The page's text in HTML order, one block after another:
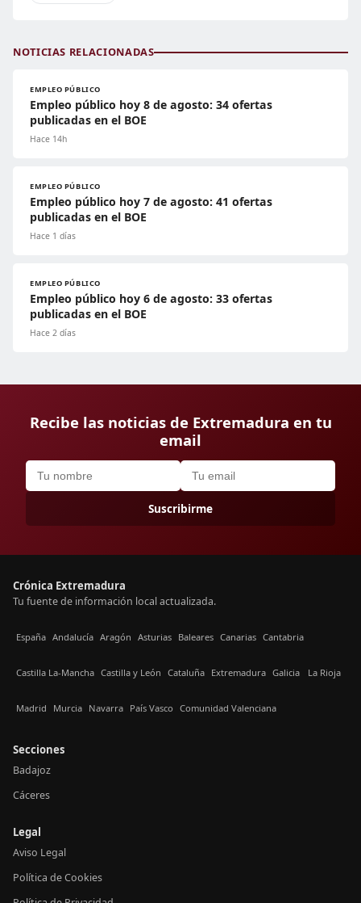
NOTICIAS RELACIONADAS
EMPLEO PÚBLICO
Empleo público hoy 8 de agosto: 34 ofertas
publicadas en el BOE
Hace 14h
EMPLEO PÚBLICO
Empleo público hoy 7 de agosto: 41 ofertas
publicadas en el BOE
Hace 1 días
EMPLEO PÚBLICO
Empleo público hoy 6 de agosto: 33 ofertas
publicadas en el BOE
Hace 2 días
Recibe las noticias de Extremadura en tu
email
Suscribirme
Crónica Extremadura
Tu fuente de información local actualizada.
España Andalucía Aragón Asturias Baleares Canarias Cantabria
Castilla La-Mancha Castilla y León Cataluña Extremadura Galicia La Rioja
Madrid Murcia Navarra País Vasco Comunidad Valenciana
Secciones
Badajoz
Cáceres
Legal
Aviso Legal
Política de Cookies